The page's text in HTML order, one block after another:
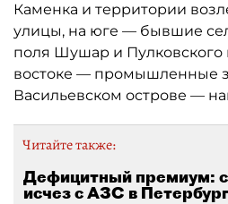
Каменка и территории
улицы, на юге — бывшие
поля Шушар и Пулковского
востоке — промышленные
Васильевском острове —
Читайте также:
Дефицитный премиум:
исчез с АЗС в